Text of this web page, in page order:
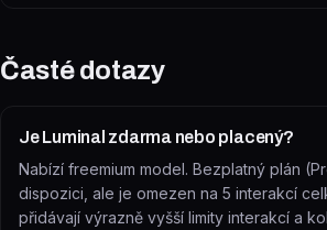
Časté dotazy
Je Luminal zdarma nebo placený?
Nabízí freemium model. Bezplatný plán
dispozici, ale je omezen na 5 interakcí
přidávají výrazně vyšší limity interakcí a